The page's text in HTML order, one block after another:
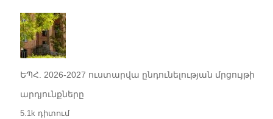
ԵՊՀ. 2026-2027 ուստարվա ընդունելության մրցույթի
արդյունքները
5.1k դիտում